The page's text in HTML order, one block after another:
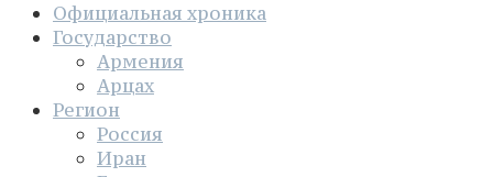
Официальная хроника
Государство
Армения
Арцах
Регион
Россия
Иран